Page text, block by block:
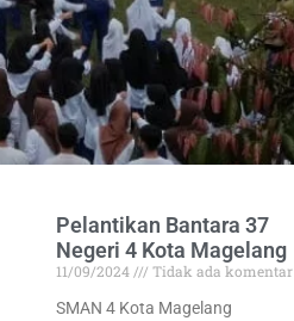
Pelantikan Bantara 37
Negeri 4 Kota Magelang
11/09/2024
Tidak ada komentar
SMAN 4 Kota Magelang